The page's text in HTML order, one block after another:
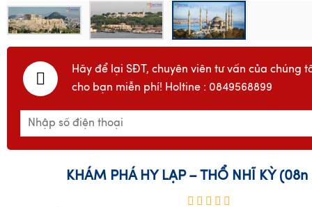
Hãy để lại SĐT, chuyên viên tư vấn của chúng
cho bạn miễn phí! Holtine : 0849568899
KHÁM PHÁ HY LẠP – THỔ NHĨ KỲ